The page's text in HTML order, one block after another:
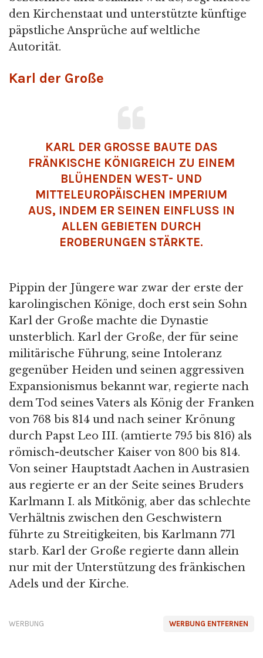
den Kirchenstaat und unterstützte künftige
päpstliche Ansprüche auf weltliche
Autorität.
Karl der Große
KARL DER GROSSE BAUTE DAS F
RÄNKISCHE KÖNIGREICH ZU EINEM B
LÜHENDEN WEST- UND M
ITTELEUROPÄISCHEN IMPERIUM A
US, INDEM ER SEINEN EINFLUSS IN A
LLEN GEBIETEN DURCH E
ROBERUNGEN STÄRKTE.
Pippin der Jüngere war zwar der erste der
karolingischen Könige, doch erst sein Sohn
Karl der Große machte die Dynastie
unsterblich. Karl der Große, der für seine
militärische Führung, seine Intoleranz
gegenüber Heiden und seinen aggressiven
Expansionismus bekannt war, regierte nach
dem Tod seines Vaters als König der Franken
von 768 bis 814 und nach seiner Krönung
durch Papst Leo III. (amtierte 795 bis 816) als
römisch-deutscher Kaiser von 800 bis 814.
Von seiner Hauptstadt Aachen in Austrasien
aus regierte er an der Seite seines Bruders
Karlmann I. als Mitkönig, aber das schlechte
Verhältnis zwischen den Geschwistern
führte zu Streitigkeiten, bis Karlmann 771
starb. Karl der Große regierte dann allein
nur mit der Unterstützung des fränkischen
Adels und der Kirche.
WERBUNG ENTFERNEN
WERBUNG